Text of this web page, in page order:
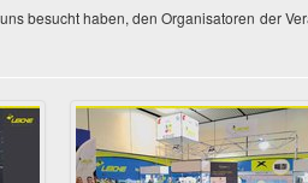
besucht haben, den Organisatoren der